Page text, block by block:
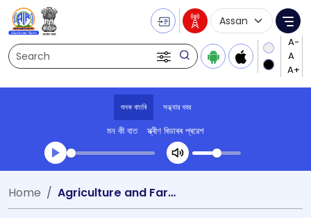
Search
Language
শুনক বাতৰি সন্ধ্যার খবর
মন কী বাত স্ক্ৰীণ ৰিডাৰৰ প্ৰৱেশ
Transcript summary
খেলা অডিঅ' সন্ধ্যার খবর
Home Agriculture and Farmers Welfare